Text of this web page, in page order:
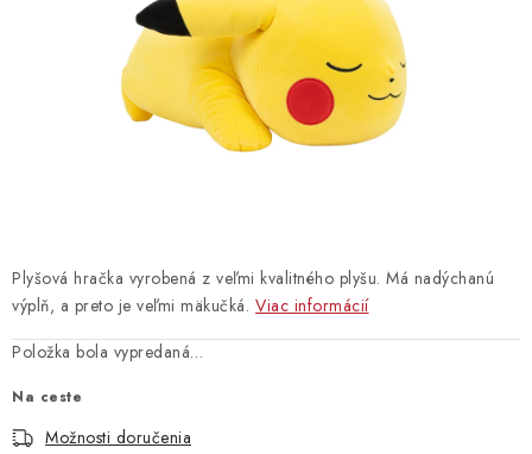
Doprava a platby
Obchodné podmienky
Podmienky ochrany osobných údajov
Servis a reklamácia
Kontakty
Plyšová hračka vyrobená z veľmi kvalitného plyšu. Má nadýchanú
výplň, a preto je veľmi mäkučká. Viac informácií
Položka bola vypredaná…
Na ceste
Možnosti doručenia